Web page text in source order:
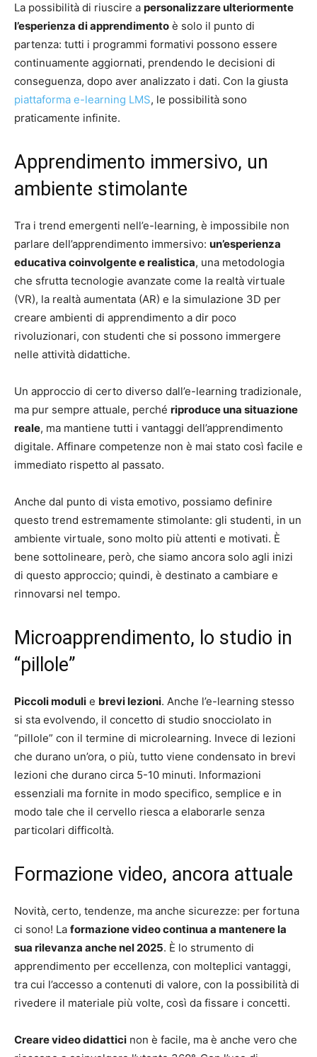
La possibilità di riuscire a personalizzare ulteriormente
l’esperienza di apprendimento è solo il punto di
partenza: tutti i programmi formativi possono essere
continuamente aggiornati, prendendo le decisioni di
conseguenza, dopo aver analizzato i dati. Con la giusta
piattaforma e-learning LMS, le possibilità sono
praticamente infinite.
Apprendimento immersivo, un
ambiente stimolante
Tra i trend emergenti nell’e-learning, è impossibile non
parlare dell’apprendimento immersivo: un’esperienza
educativa coinvolgente e realistica, una metodologia
che sfrutta tecnologie avanzate come la realtà virtuale
(VR), la realtà aumentata (AR) e la simulazione 3D per
creare ambienti di apprendimento a dir poco
rivoluzionari, con studenti che si possono immergere
nelle attività didattiche.
Un approccio di certo diverso dall’e-learning tradizionale,
ma pur sempre attuale, perché riproduce una situazione
reale, ma mantiene tutti i vantaggi dell’apprendimento
digitale. Affinare competenze non è mai stato così facile e
immediato rispetto al passato.
Anche dal punto di vista emotivo, possiamo definire
questo trend estremamente stimolante: gli studenti, in un
ambiente virtuale, sono molto più attenti e motivati. È
bene sottolineare, però, che siamo ancora solo agli inizi
di questo approccio; quindi, è destinato a cambiare e
rinnovarsi nel tempo.
Microapprendimento, lo studio in
“pillole”
Piccoli moduli e brevi lezioni. Anche l’e-learning stesso
si sta evolvendo, il concetto di studio snocciolato in
“pillole” con il termine di microlearning. Invece di lezioni
che durano un’ora, o più, tutto viene condensato in brevi
lezioni che durano circa 5-10 minuti. Informazioni
essenziali ma fornite in modo specifico, semplice e in
modo tale che il cervello riesca a elaborarle senza
particolari difficoltà.
Formazione video, ancora attuale
Novità, certo, tendenze, ma anche sicurezze: per fortuna
ci sono! La formazione video continua a mantenere la
sua rilevanza anche nel 2025. È lo strumento di
apprendimento per eccellenza, con molteplici vantaggi,
tra cui l’accesso a contenuti di valore, con la possibilità di
rivedere il materiale più volte, così da fissare i concetti.
Creare video didattici non è facile, ma è anche vero che